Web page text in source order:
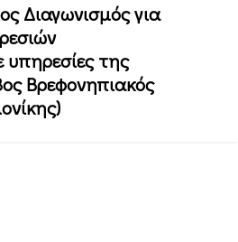
Διαγωνισμός για
υπηρεσίες της
Βρεφονηπιακός